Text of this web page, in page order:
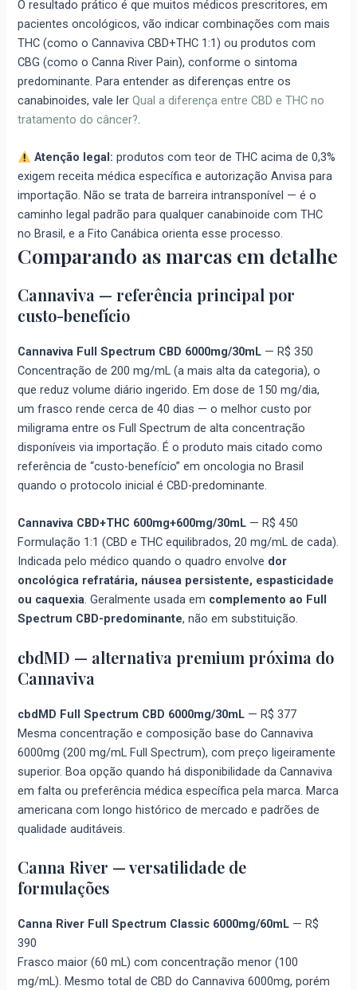
O resultado prático é que muitos médicos prescritores, em
pacientes oncológicos, vão indicar combinações com mais
THC (como o Cannaviva CBD+THC 1:1) ou produtos com
CBG (como o Canna River Pain), conforme o sintoma
predominante. Para entender as diferenças entre os
canabinoides, vale lerQual a diferença entre CBD e THC no
tratamento do câncer?.
Atenção legal: produtos com teor de THC acima de 0,3%
exigem receita médica específica e autorização Anvisa para
importação. Não se trata de barreira intransponível — é o
caminho legal padrão para qualquer canabinoide com THC
no Brasil, e a Fito Canábica orienta esse processo.
Comparando as marcas em detalhe
Cannaviva — referência principal por
custo-benefício
Cannaviva Full Spectrum CBD 6000mg/30mL —R$ 350
Concentração de 200 mg/mL (a mais alta da categoria), o
que reduz volume diário ingerido. Em dose de 150 mg/dia,
um frasco rende cerca de 40 dias — o melhor custo por
miligrama entre os Full Spectrum de alta concentração
disponíveis via importação. É o produto mais citado como
referência de “custo-benefício” em oncologia no Brasil
quando o protocolo inicial é CBD-predominante.
Cannaviva CBD+THC 600mg+600mg/30mL — R$ 450
Formulação 1:1 (CBD e THC equilibrados, 20 mg/mL de cada).
Indicada pelo médico quando o quadro envolve dor
oncológica refratária, náusea persistente, espasticidade
ou caquexia. Geralmente usada em complemento ao Full
Spectrum CBD-predominante, não em substituição.
cbdMD — alternativa premium próxima do
Cannaviva
cbdMD Full Spectrum CBD 6000mg/30mL —R$ 377
Mesma concentração e composição base do Cannaviva
6000mg (200 mg/mL Full Spectrum), com preço ligeiramente
superior. Boa opção quando há disponibilidade da Cannaviva
em falta ou preferência médica específica pela marca. Marca
americana com longo histórico de mercado e padrões de
qualidade auditáveis.
Canna River — versatilidade de
formulações
Canna River Full Spectrum Classic 6000mg/60mL —R$
390
Frasco maior (60 mL) com concentração menor (100
mg/mL). Mesmo total de CBD do Cannaviva 6000mg, porém